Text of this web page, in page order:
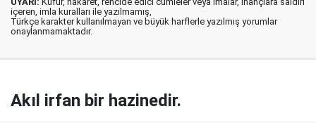
içeren, imla kuralları ile yazılmamış,
Türkçe karakter kullanılmayan ve büyük harflerle yazılmış yorumlar
onaylanmamaktadır.
Akıl irfan bir hazinedir.